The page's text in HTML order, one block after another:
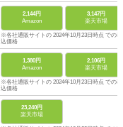
2,144円
Amazon
3,147円
楽天市場
※各社通販サイトの 2024年10月23日時点 での税
込価格
1,380円
Amazon
2,106円
楽天市場
※各社通販サイトの 2024年10月23日時点 での税
込価格
23,240円
楽天市場